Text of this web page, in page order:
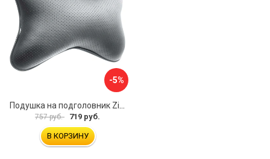
-5%
757 руб. 719 руб.
В КОРЗИНУ